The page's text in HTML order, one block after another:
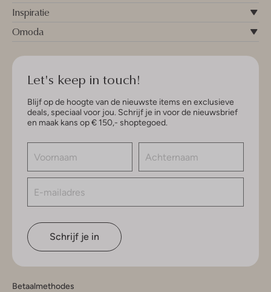
Inspiratie
Omoda
Let's keep in touch!
Blijf op de hoogte van de nieuwste items en exclusieve
deals, speciaal voor jou. Schrijf je in voor de nieuwsbrief
en maak kans op € 150,- shoptegoed.
Schrijf je in
Betaalmethodes